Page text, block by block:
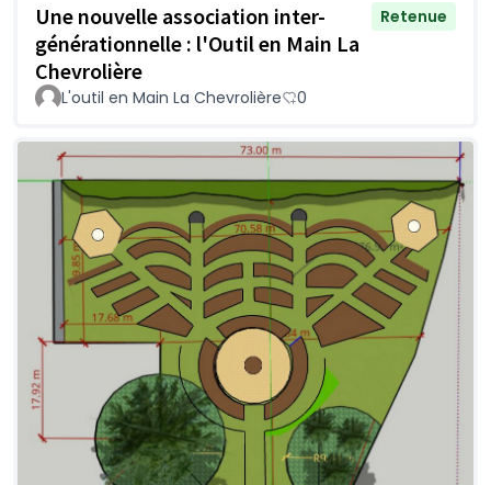
Une nouvelle association inter-
générationnelle : l'Outil en Main La
Chevrolière
Retenue
L'outil en Main La Chevrolière 0